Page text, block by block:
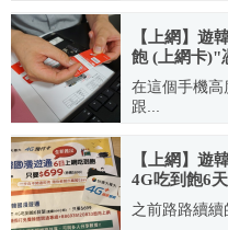
2012.10.28
【上網】遊
飽 (上網卡)"
크코리아
在這個手機
跟...
2016.07.31
【上網】遊
4G吃到飽6
之前路路續續